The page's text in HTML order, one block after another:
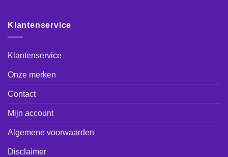
Klantenservice
Klantenservice
Onze merken
Contact
Mijn account
Algemene voorwaarden
Disclaimer